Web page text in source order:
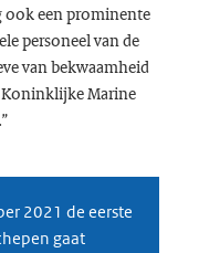
ook een prominente
personeel van de
van bekwaamheid
Koninklijke Marine
2021 de eerste
gaat